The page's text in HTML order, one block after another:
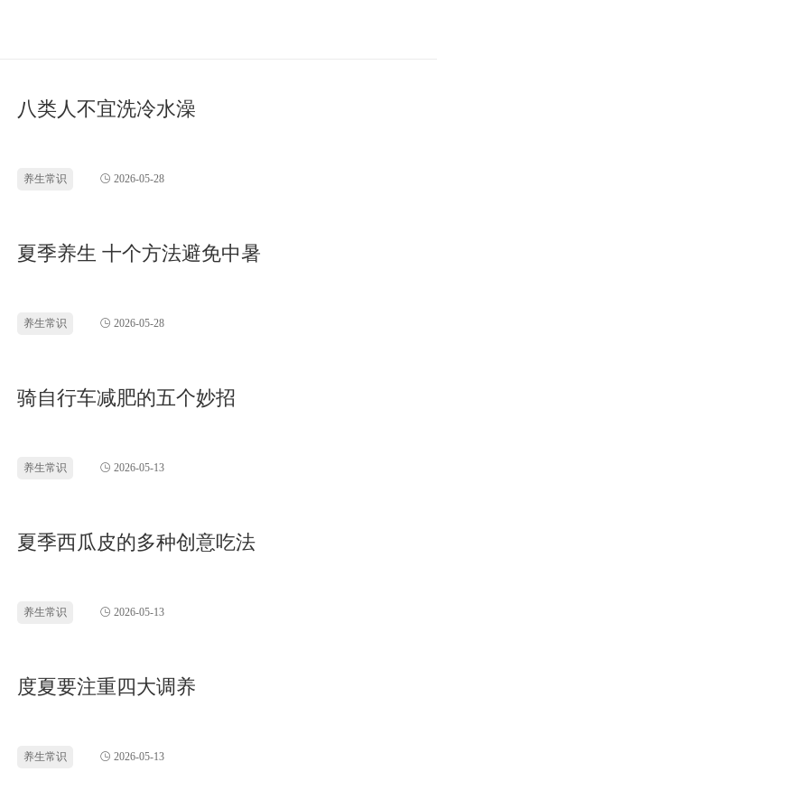
八类人不宜洗冷水澡
养生常识 2026-05-28
夏季养生 十个方法避免中暑
养生常识 2026-05-28
骑自行车减肥的五个妙招
养生常识 2026-05-13
夏季西瓜皮的多种创意吃法
养生常识 2026-05-13
度夏要注重四大调养
养生常识 2026-05-13